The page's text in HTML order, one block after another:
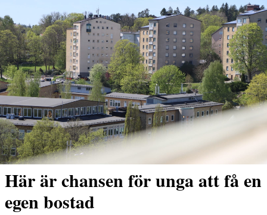
Här är chansen för unga att få en
egen bostad